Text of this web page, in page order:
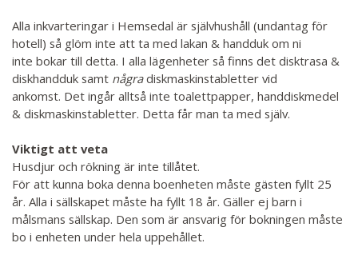
Alla inkvarteringar i Hemsedal är självhushåll (undantag för
hotell) så glöm inte att ta med lakan & handduk om ni
inte bokar till detta. I alla lägenheter så finns det disktrasa &
diskhandduk samt någradiskmaskinstabletter vid
ankomst. Det ingår alltså inte toalettpapper, handdiskmedel
& diskmaskinstabletter. Detta får man ta med själv.
Viktigt att veta
Husdjur och rökning är inte tillåtet.
För att kunna boka denna boenheten måste gästen fyllt 25
år. Alla i sällskapet måste ha fyllt 18 år. Gäller ej barn i
målsmans sällskap. Den som är ansvarig för bokningen måste
bo i enheten under hela uppehållet.